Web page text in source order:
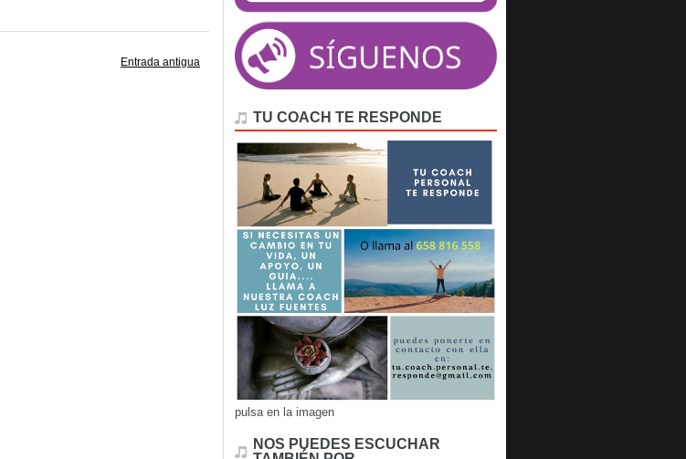
Entrada antigua
TU COACH TE RESPONDE
pulsa en la imagen
NOS PUEDES ESCUCHAR